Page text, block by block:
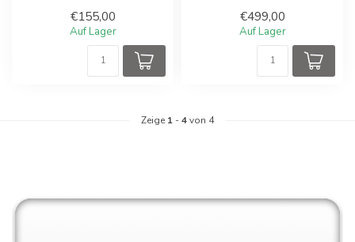
€155,00
Auf Lager
für K...
€499,00
Auf Lager
Zeige 1 -4von 4